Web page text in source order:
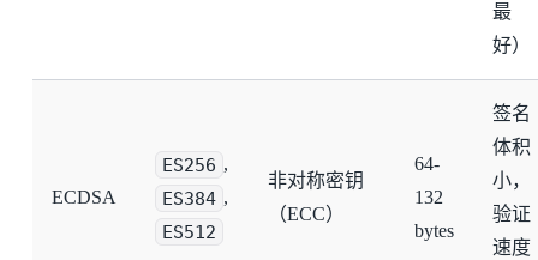
最
好）
ECDSA
ES256 ,
ES384 ,
ES512
非对称密钥
（ECC）
64-
132
bytes
签名
体积
小，
验证
速度